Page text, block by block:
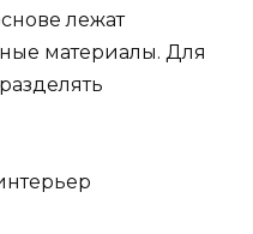
лежат
материалы. Для